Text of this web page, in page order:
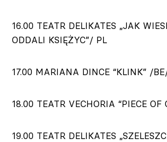
16.00 TEATR DELIKATES „JAK
ODDALI KSIĘŻYC”/ PL
17.00 MARIANA DINCE “KLINK” /
18.00 TEATR VECHORIA “PIECE OF
19.00 TEATR DELIKATES